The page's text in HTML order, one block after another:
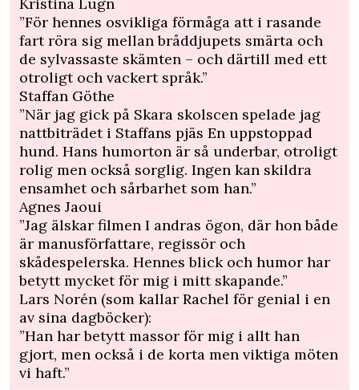
”För hennes osvikliga förmåga att i rasande
fart röra sig mellan bråddjupets smärta och
de sylvassaste skämten – och därtill med ett
otroligt och vackert språk.”
Staffan Göthe
”När jag gick på Skara skolscen spelade jag
nattbiträdet i Staffans pjäs En uppstoppad
hund. Hans humorton är så underbar, otroligt
rolig men också sorglig. Ingen kan skildra
ensamhet och sårbarhet som han.”
Agnes Jaoui
”Jag älskar filmen I andras ögon, där hon både
är manusförfattare, regissör och
skådespelerska. Hennes blick och humor har
betytt mycket för mig i mitt skapande.”
Lars Norén (som kallar Rachel för genial i en
av sina dagböcker):
”Han har betytt massor för mig i allt han
gjort, men också i de korta men viktiga möten
vi haft.”